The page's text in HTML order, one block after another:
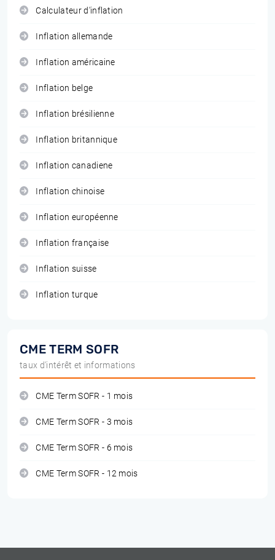
Calculateur d'inflation
Inflation allemande
Inflation américaine
Inflation belge
Inflation brésilienne
Inflation britannique
Inflation canadiene
Inflation chinoise
Inflation européenne
Inflation française
Inflation suisse
Inflation turque
CME TERM SOFR
taux d'intérêt et informations
CME Term SOFR - 1 mois
CME Term SOFR - 3 mois
CME Term SOFR - 6 mois
CME Term SOFR - 12 mois